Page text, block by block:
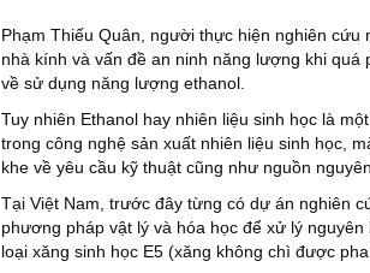
Phạm Thiếu Quân, người thực hiện nghiên
nhà kính và vấn đề an ninh năng lượng khi
về sử dụng năng lượng ethanol.
Tuy nhiên Ethanol hay nhiên liệu sinh học là
trong công nghệ sản xuất nhiên liệu sinh học,
khe về yêu cầu kỹ thuật cũng như nguồn
Tại Việt Nam, trước đây từng có dự án nghiên
phương pháp vật lý và hóa học để xử lý
loại xăng sinh học E5 (xăng không chì được